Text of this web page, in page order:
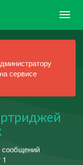
сервисе
сообщений